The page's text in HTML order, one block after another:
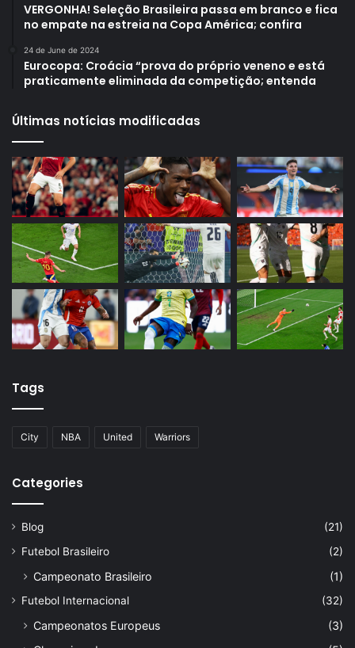
VERGONHA! Seleção Brasileira passa em branco e fica
no empate na estreia na Copa América; confira
24 de June de 2024
Eurocopa: Croácia “prova do próprio veneno e está
praticamente eliminada da competição; entenda
Últimas notícias modificadas
Tags
City NBA United Warriors
Categories
Blog
(21)
Futebol Brasileiro
(2)
Campeonato Brasileiro (1)
Futebol Internacional (32)
Campeonatos Europeus
(3)